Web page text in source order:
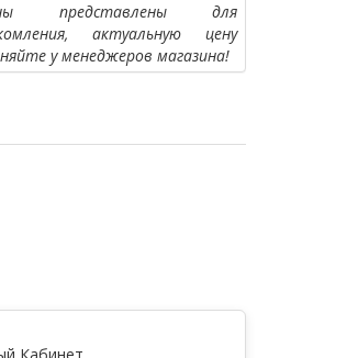
представлены для
актуальную цену
у менеджеров магазина!